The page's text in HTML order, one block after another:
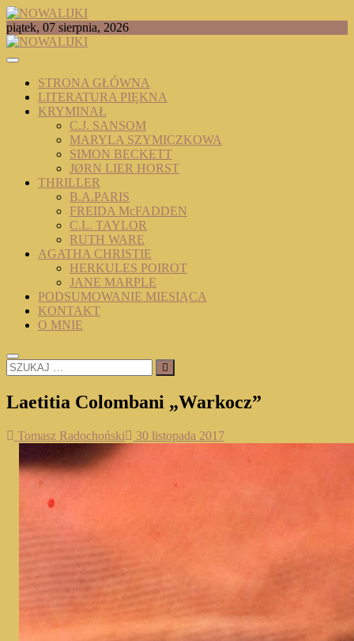
Skip
to
content
NOWALIJKI
TOMASZ RADOCHOŃSKI PISZE O KSIĄŻKACH
piątek, 07 sierpnia, 2026
STRONA GŁÓWNA
LITERATURA PIĘKNA
KRYMINAŁ
C.J. SANSOM
MARYLA SZYMICZKOWA
SIMON BECKETT
JØRN LIER HORST
THRILLER
B.A.PARIS
FREIDA McFADDEN
C.L. TAYLOR
RUTH WARE
AGATHA CHRISTIE
HERKULES POIROT
JANE MARPLE
PODSUMOWANIE MIESIĄCA
KONTAKT
O MNIE
SZUKAJ
…
Laetitia Colombani „Warkocz”
Tomasz Radochoński 30 listopada 2017